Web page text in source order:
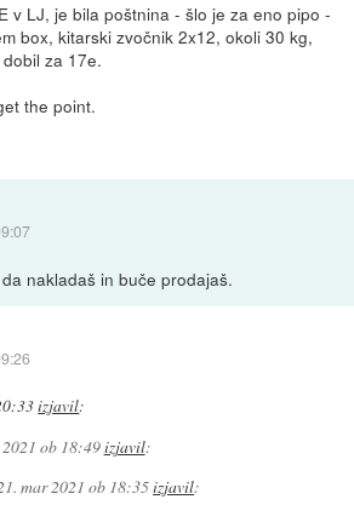
v LJ, je bila poštnina - šlo je za eno pipo -
box, kitarski zvočnik 2x12, okoli 30 kg,
za 17e.
the point.
nakladaš in buče prodajaš.
izjavil:
ob 18:49izjavil:
mar 2021 ob 18:35izjavil: